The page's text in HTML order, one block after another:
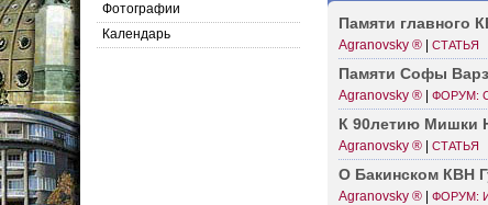
Фотографии
Календарь
Памяти главного
Agranovsky ® СТАТЬЯ
Памяти Софы
Agranovsky ® ФОРУМ:
К 90летию Мишки
Agranovsky ® СТАТЬЯ
О Бакинском КВН
Agranovsky ® ФОРУМ: